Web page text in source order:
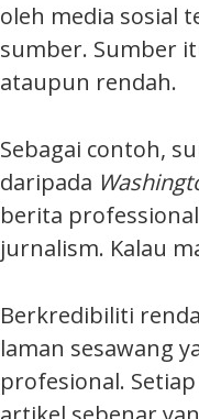
oleh media sosial
sumber. Sumber
ataupun rendah.
Sebagai contoh,
daripada
berita
jurnalism. Kalau
Berkredibiliti
laman sesawang
profesional.